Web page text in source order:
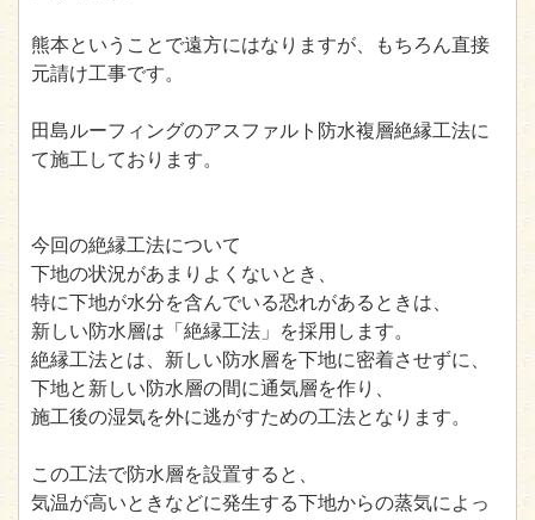
熊本ということで遠方にはなりますが、もちろん直接
元請け工事です。
田島ルーフィングのアスファルト防水複層絶縁工法に
て施工しております。
今回の絶縁工法について
下地の状況があまりよくないとき、
特に下地が水分を含んでいる恐れがあるときは、
新しい防水層は「絶縁工法」を採用します。
絶縁工法とは、新しい防水層を下地に密着させずに、
下地と新しい防水層の間に通気層を作り、
施工後の湿気を外に逃がすための工法となります。
この工法で防水層を設置すると、
気温が高いときなどに発生する下地からの蒸気によっ